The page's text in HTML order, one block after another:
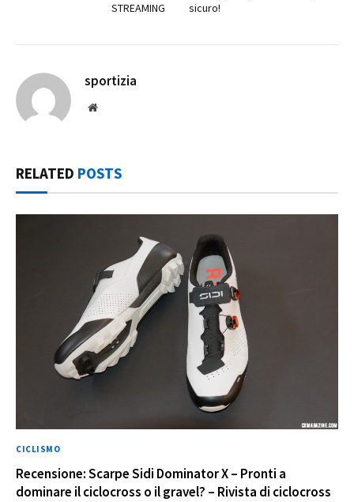
STREAMING
sicuro!
sportizia
Website
RELATED POSTS
CICLISMO
Recensione: Scarpe Sidi Dominator X – Pronti a
dominare il ciclocross o il gravel? – Rivista di ciclocross